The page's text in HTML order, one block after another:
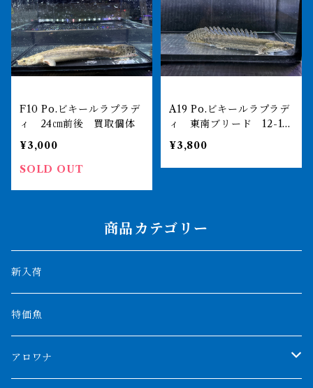
F10 Po.ビキールラプラデ
ィ 24㎝前後 買取個体
¥3,000
SOLD OUT
A19 Po.ビキールラプラデ
ィ 東南ブリード 12-15
㎝前後 写真は同ロット
¥3,800
商品カテゴリー
新入荷
特価魚
アロワナ